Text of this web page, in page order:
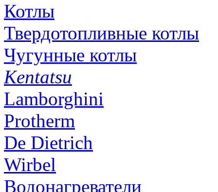
Котлы
Твердотопливные котлы
Чугунные котлы
Kentatsu
Lamborghini
Protherm
De Dietrich
Wirbel
Водонагреватели